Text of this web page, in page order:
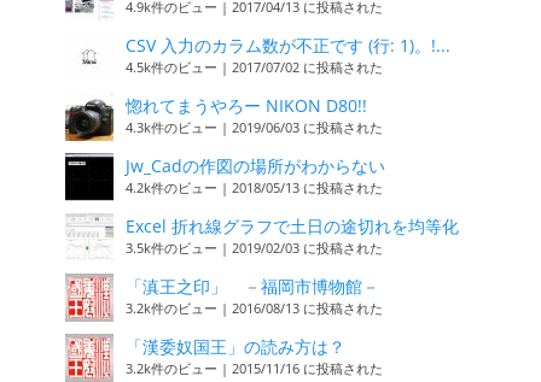
4.9k件のビュー | 2017/04/13 に投稿された
CSV 入力のカラム数が不正です (行: 1)。!...
4.5k件のビュー | 2017/07/02 に投稿された
惚れてまうやろー NIKON D80!!
4.3k件のビュー | 2019/06/03 に投稿された
Jw_Cadの作図の場所がわからない
4.2k件のビュー | 2018/05/13 に投稿された
Excel 折れ線グラフで土日の途切れを均等化
3.5k件のビュー | 2019/02/03 に投稿された
「滇王之印」 －福岡市博物館－
3.2k件のビュー | 2016/08/13 に投稿された
「漢委奴国王」の読み方は？
3.2k件のビュー | 2015/11/16 に投稿された